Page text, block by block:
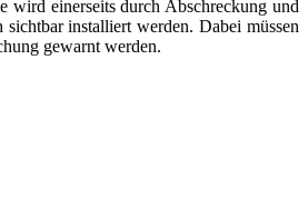
einerseits durch Abschreckung und
sichtbar installiert werden. Dabei müssen
gewarnt werden.